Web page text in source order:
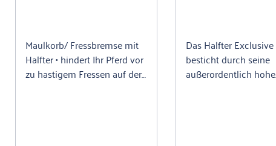
Maulkorb/ Fressbremse mit
Halfter • hindert Ihr Pferd vor
zu hastigem Fressen auf der
Das Halfter Exclusive
besticht durch seine
außerordentlich hohe